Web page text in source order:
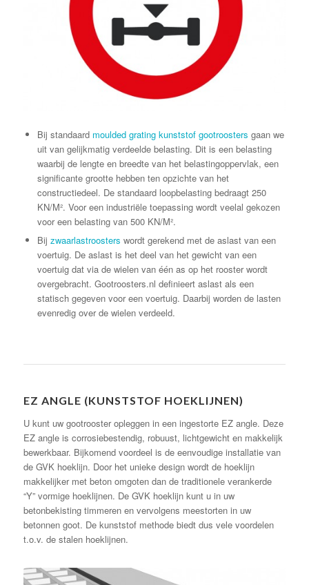
Bij standaard moulded grating kunststof gootroosters gaan we
uit van gelijkmatig verdeelde belasting. Dit is een belasting
waarbij de lengte en breedte van het belastingoppervlak, een
significante grootte hebben ten opzichte van het
constructiedeel. De standaard loopbelasting bedraagt 250
KN/M². Voor een industriële toepassing wordt veelal gekozen
voor een belasting van 500 KN/M².
Bij zwaarlastroosters wordt gerekend met de aslast van een
voertuig. De aslast is het deel van het gewicht van een
voertuig dat via de wielen van één as op het rooster wordt
overgebracht. Gootroosters.nl definieert aslast als een
statisch gegeven voor een voertuig. Daarbij worden de lasten
evenredig over de wielen verdeeld.
EZ ANGLE (KUNSTSTOF HOEKLIJNEN)
U kunt uw gootrooster opleggen in een ingestorte EZ angle. Deze
EZ angle is corrosiebestendig, robuust, lichtgewicht en makkelijk
bewerkbaar. Bijkomend voordeel is de eenvoudige installatie van
de GVK hoeklijn. Door het unieke design wordt de hoeklijn
makkelijker met beton omgoten dan de traditionele verankerde
“Y” vormige hoeklijnen. De GVK hoeklijn kunt u in uw
betonbekisting timmeren en vervolgens meestorten in uw
betonnen goot. De kunststof methode biedt dus vele voordelen
t.o.v. de stalen hoeklijnen.